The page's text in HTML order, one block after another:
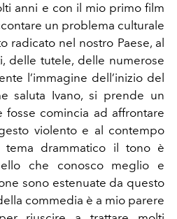
anni e con il mio primo film
un problema culturale
radicato nel nostro Paese, al
delle tutele, delle numerose
l’immagine dell’inizio del
saluta Ivano, si prende un
comincia ad affrontare
violento e al contempo
drammatico il tono è
che conosco meglio e
sono estenuate da questo
commedia è a mio parere